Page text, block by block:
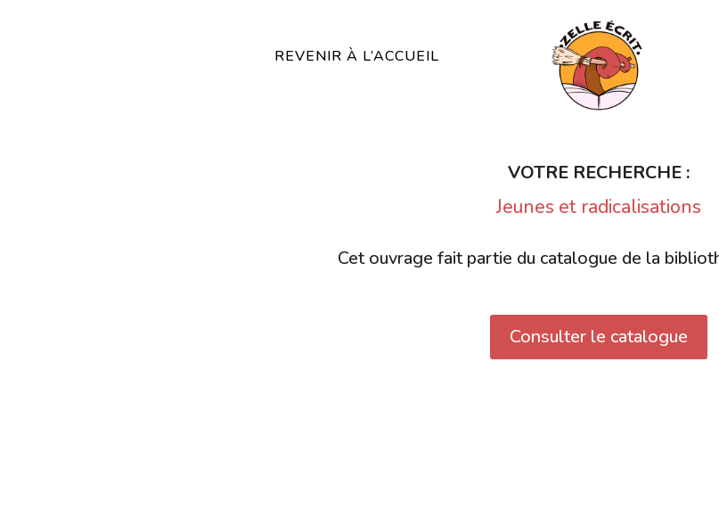
REVENIR À L’ACCUEIL
VOTRE RECHERCHE :
Jeunes et radicalisations
Cet ouvrage fait partie du catalogue de la
Consulter le catalogue